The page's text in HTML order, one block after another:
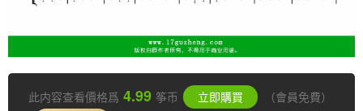
此内容查看價格爲 4.99 筝币 立即購買
（會員免費）